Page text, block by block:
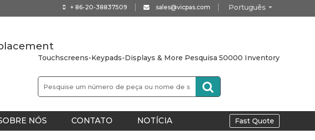
Português
+ 86-20-38837509 sales@vicpas.com
Touchscreens-Keypads-Displays & More Pesquisa 50000 Inventory
NÓS CONTATO NOTÍCIA
Fast Quote